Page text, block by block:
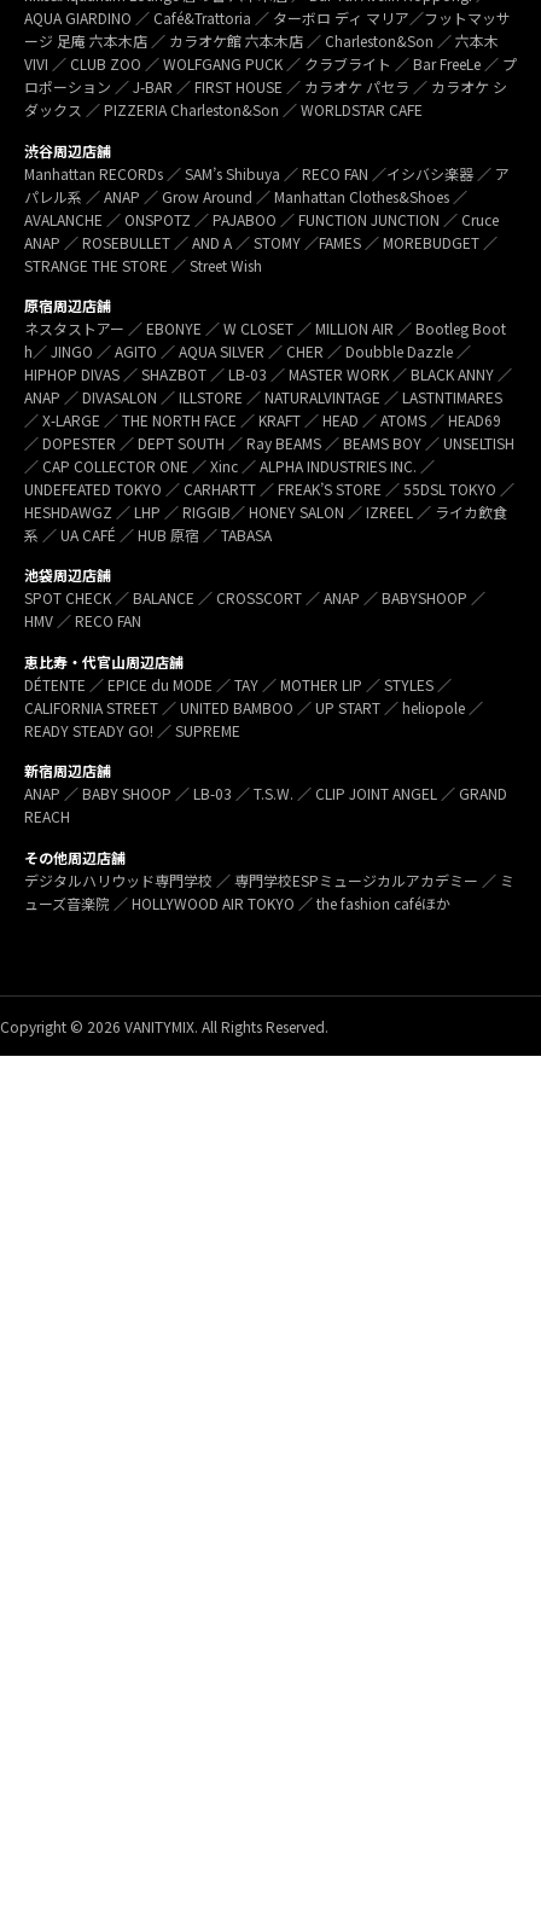
AQUA GIARDINO ／ Café&Trattoria ／ ターボロ ディ マリア／フットマッサ
ージ 足庵 六本木店 ／ カラオケ館 六本木店 ／ Charleston&Son ／ 六本木
VIVI ／ CLUB ZOO ／ WOLFGANG PUCK ／ クラブライト ／ Bar FreeLe ／ プ
ロポーション ／ J-BAR ／ FIRST HOUSE ／ カラオケ パセラ ／ カラオケ シ
ダックス ／ PIZZERIA Charleston&Son ／ WORLDSTAR CAFE
渋谷周辺店舗
Manhattan RECORDs ／ SAM’s Shibuya ／ RECO FAN ／イシバシ楽器 ／ ア
パレル系 ／ ANAP ／ Grow Around ／ Manhattan Clothes&Shoes ／
AVALANCHE ／ ONSPOTZ ／ PAJABOO ／ FUNCTION JUNCTION ／ Cruce
ANAP ／ ROSEBULLET ／ AND A ／ STOMY ／FAMES ／ MOREBUDGET ／
STRANGE THE STORE ／ Street Wish
原宿周辺店舗
ネスタストアー ／ EBONYE ／ W CLOSET ／ MILLION AIR ／ Bootleg Boot
h／ JINGO ／ AGITO ／ AQUA SILVER ／ CHER ／ Doubble Dazzle ／
HIPHOP DIVAS ／ SHAZBOT ／ LB-03 ／ MASTER WORK ／ BLACK ANNY ／
ANAP ／ DIVASALON ／ ILLSTORE ／ NATURALVINTAGE ／ LASTNTIMARES
／ X-LARGE ／ THE NORTH FACE ／ KRAFT ／ HEAD ／ ATOMS ／ HEAD69
／ DOPESTER ／ DEPT SOUTH ／ Ray BEAMS ／ BEAMS BOY ／ UNSELTISH
／ CAP COLLECTOR ONE ／ Xinc ／ ALPHA INDUSTRIES INC. ／
UNDEFEATED TOKYO ／ CARHARTT ／ FREAK’S STORE ／ 55DSL TOKYO ／
HESHDAWGZ ／ LHP ／ RIGGIB／ HONEY SALON ／ IZREEL ／ ライカ飲食
系 ／ UA CAFÉ ／ HUB 原宿 ／ TABASA
池袋周辺店舗
SPOT CHECK ／ BALANCE ／ CROSSCORT ／ ANAP ／ BABYSHOOP ／
HMV ／ RECO FAN
恵比寿・代官山周辺店舗
DÉTENTE ／ EPICE du MODE ／ TAY ／ MOTHER LIP ／ STYLES ／
CALIFORNIA STREET ／ UNITED BAMBOO ／ UP START ／ heliopole ／
READY STEADY GO! ／ SUPREME
新宿周辺店舗
ANAP ／ BABY SHOOP ／ LB-03 ／ T.S.W. ／ CLIP JOINT ANGEL ／ GRAND
REACH
その他周辺店舗
デジタルハリウッド専門学校 ／ 専門学校ESPミュージカルアカデミー ／ ミ
ューズ音楽院 ／ HOLLYWOOD AIR TOKYO ／ the fashion caféほか
Copyright © 2026 VANITYMIX. All Rights Reserved.